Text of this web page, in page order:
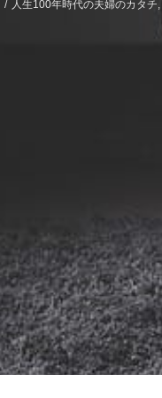
/ 人生100年時代の夫婦のカタチ,